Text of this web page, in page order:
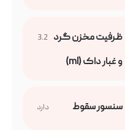
ظرفیت مخزن گرد
و غبار داک (ml)
3.2
سنسور سقوط دارد